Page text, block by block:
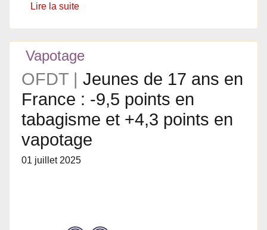
Lire la suite
Vapotage
OFDT | Jeunes de 17 ans en
France : -9,5 points en
tabagisme et +4,3 points en
vapotage
01 juillet 2025